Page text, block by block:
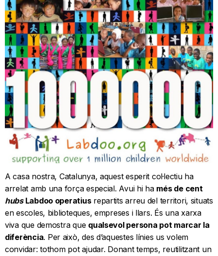
A casa nostra, Catalunya, aquest esperit col·lectiu ha
arrelat amb una força especial. Avui hi ha més de cent
hubsLabdoo operatiusrepartits arreu del territori, situats
en escoles, biblioteques, empreses i llars. És una xarxa
viva que demostra que qualsevol persona pot marcar la
diferència. Per això, des d’aquestes línies us volem
convidar: tothom pot ajudar. Donant temps, reutilitzant un